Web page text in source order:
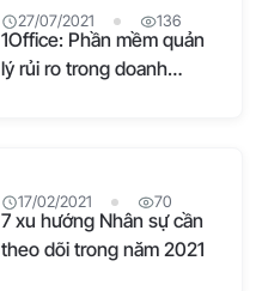
27/07/2021 136
1Office: Phần mềm quản
lý rủi ro trong doanh
17/02/2021 70
7 xu hướng Nhân sự cần
theo dõi trong năm 2021